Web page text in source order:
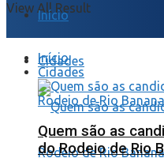
View All Result
Início
Cidades
Início
Cidades
Quem são as
do Rodeio de Rio